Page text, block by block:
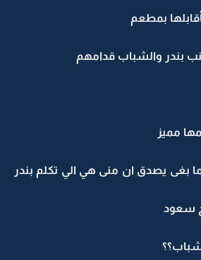
بمطعم
بندر والشباب قدامهم
مميز
بغى يصدق ان منى هي الي تكلم بندر
سعود